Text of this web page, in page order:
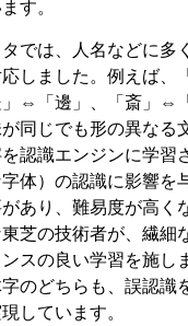
す。
では、人名などに多
しました。例えば、
⇔「邊」、「斎」⇔
同じでも形の異なる
認識エンジンに学習
体）の認識に影響を
あり、難易度が高く
芝の技術者が、繊細
スの良い学習を施し
のどちらも、誤認識
しています。